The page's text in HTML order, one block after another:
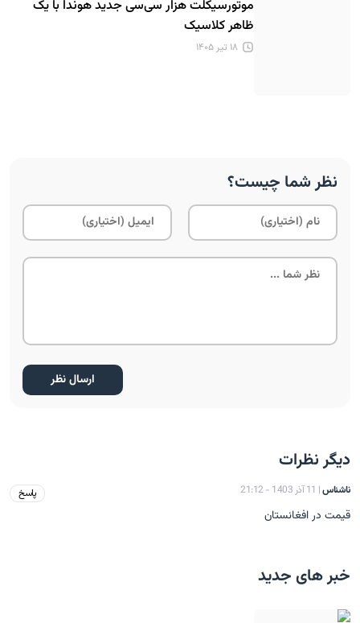
موتورسیکلت هزار سی‌سی جدید هوندا با یک
ظاهر کلاسیک
۱۸ تیر ۱۴۰۵
نظر شما چیست؟
دیگر نظرات
ناشناس| 11 آذر 1403 - 21:12
قيمت در افغانستان
پاسخ
خبر های جدید